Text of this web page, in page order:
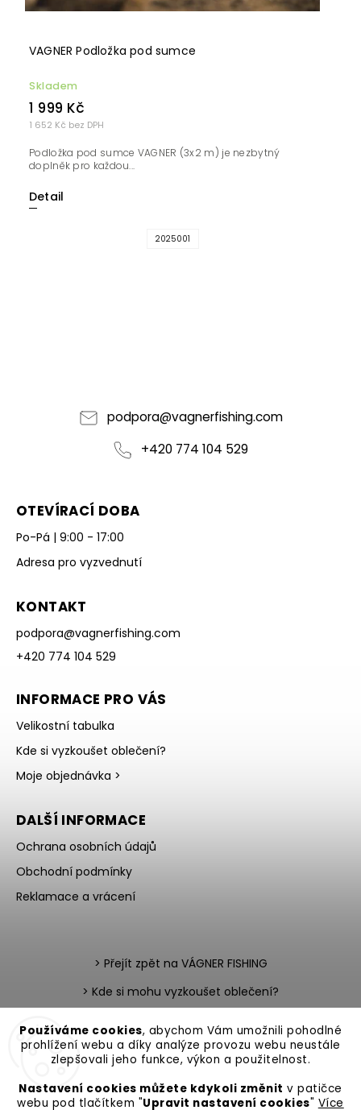
Používáme cookies, abychom Vám umožnili pohodlné
prohlížení webu a díky analýze provozu webu neustále
zlepšovali jeho funkce, výkon a použitelnost.
Nastavení cookies můžete kdykoli změnit v patičce
webu pod tlačítkem "Upravit nastavení cookies" Více
VAGNER Podložka pod sumce
Skladem
1 652 Kč bez DPH
1 999 Kč
Detail
Podložka pod sumce VAGNER (3x2 m) je nezbytný
doplněk pro každou...
2025001
podpora@vagnerfishing.com
+420 774 104 529
OTEVÍRACÍ DOBA
Po-Pá | 9:00 - 17:00
Adresa pro vyzvednutí
KONTAKT
podpora@vagnerfishing.com
+420 774 104 529
INFORMACE PRO VÁS
Velikostní tabulka
Kde si vyzkoušet oblečení?
Moje objednávka >
DALŠÍ INFORMACE
Ochrana osobních údajů
Obchodní podmínky
Reklamace a vrácení
> Přejít zpět na VÁGNER FISHING
> Kde si mohu vyzkoušet oblečení?
> Katalog zboží v PDF
> Team testerů